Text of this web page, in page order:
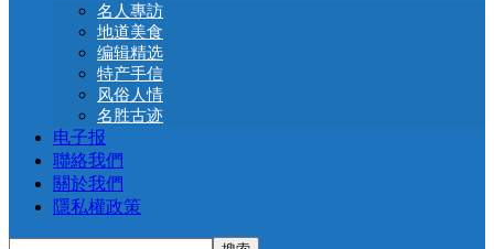
名人專訪
地道美食
编辑精选
特产手信
风俗人情
名胜古迹
电子报
聯絡我們
關於我們
隱私權政策